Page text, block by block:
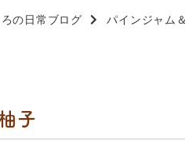
の日常ブログ パインジャム
子